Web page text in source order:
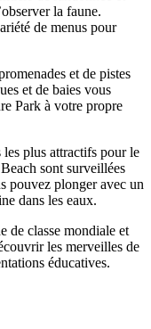
la faune.
de menus pour
et de pistes
et de baies vous
Park à votre propre
les plus attractifs pour le
sont surveillées
pouvez plonger avec un
dans les eaux.
de classe mondiale et
les merveilles de
éducatives.